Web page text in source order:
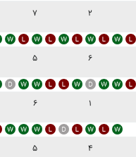
۷ ۲
۵ ۶
۶ ۱
۵ ۴